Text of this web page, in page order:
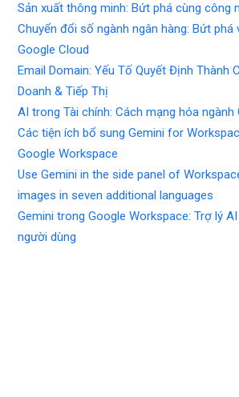
Sản xuất thông minh: Bứt phá cùng công
Chuyển đổi số ngành ngân hàng: Bứt phá
Google Cloud
Email Domain: Yếu Tố Quyết Định Thành
Doanh & Tiếp Thị
AI trong Tài chính: Cách mạng hóa ngành
Các tiện ích bổ sung Gemini for
Google Workspace
Use Gemini in the side panel of
images in seven additional languages
Gemini trong Google Workspace: Trợ lý
người dùng